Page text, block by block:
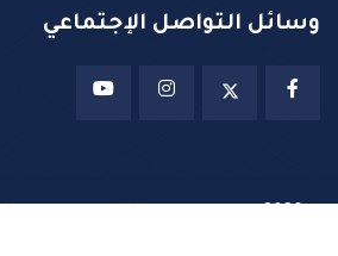
وسائل التواصل الإجتماعي